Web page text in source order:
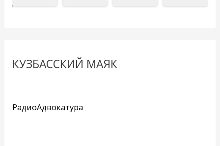
КУЗБАССКИЙ МАЯК
РадиоАдвокатура